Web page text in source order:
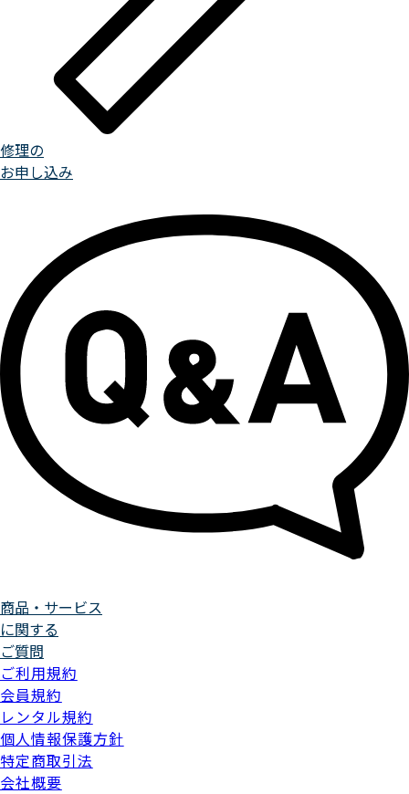
修理の
お申し込み
商品・サービス
に関する
ご質問
ご利用規約
会員規約
レンタル規約
個人情報保護方針
特定商取引法
会社概要